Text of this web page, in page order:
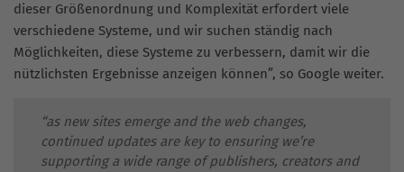
dieser Größenordnung und Komplexität erfordert viele
verschiedene Systeme, und wir suchen ständig nach
Möglichkeiten, diese Systeme zu verbessern, damit wir die
nützlichsten Ergebnisse anzeigen können”, so Google weiter.
“as new sites emerge and the web changes,
continued updates are key to ensuring we’re
supporting a wide range of publishers, creators and